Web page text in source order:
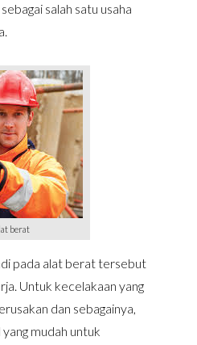
sebagai salah satu usaha
berat
pada alat berat tersebut
Untuk kecelakaan yang
dan sebagainya,
mudah untuk